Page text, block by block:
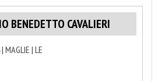
BENEDETTO CAVALIERI
MAGLIE | LE